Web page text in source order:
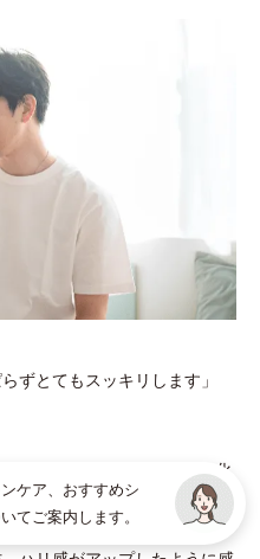
ずとてもスッキリします」
ベタつき感がない！求めてた化
ケア、おすすめシ
てご案内します。